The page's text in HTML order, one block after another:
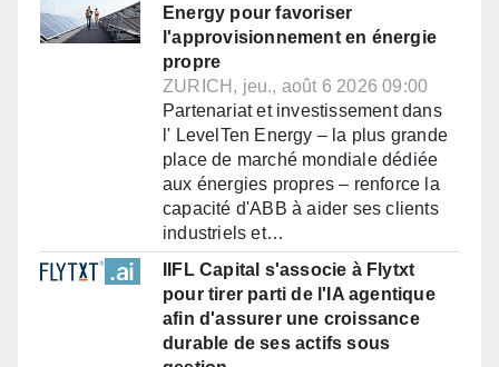
Energy pour favoriser
l'approvisionnement en énergie
propre
ZURICH, jeu., août 6 2026 09:00
Partenariat et investissement dans
l' LevelTen Energy – la plus grande
place de marché mondiale dédiée
aux énergies propres – renforce la
capacité d'ABB à aider ses clients
industriels et…
IIFL Capital s'associe à Flytxt
pour tirer parti de l'IA agentique
afin d'assurer une croissance
durable de ses actifs sous